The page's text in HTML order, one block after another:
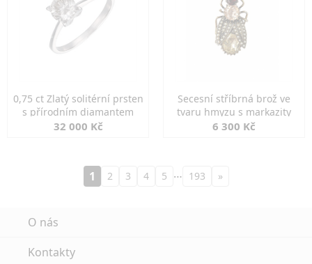
0,75 ct Zlatý solitérní prsten
s přírodním diamantem
32 000 Kč
Secesní stříbrná brož ve
tvaru hmyzu s markazity
6 300 Kč
1 2 3 4 5 … 193 »
O nás
Kontakty